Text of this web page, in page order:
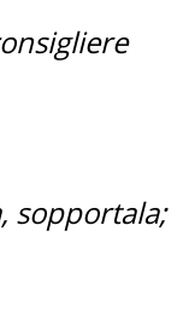
sopportala;